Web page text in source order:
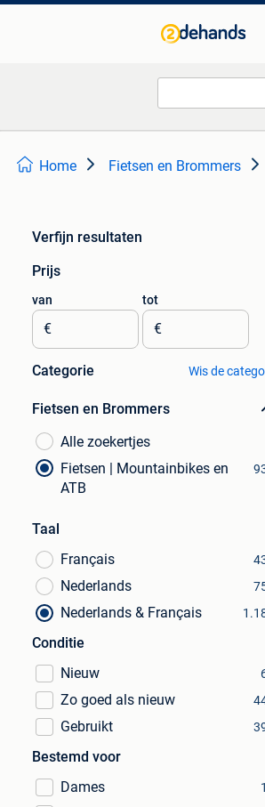
Home Fietsen en Brommers
Verfijn resultaten
Prijs
van
€
tot
€
Categorie Wis de
Fietsen en Brommers
Alle zoekertjes
Fietsen | Mountainbikes en
ATB
Taal
Français
Nederlands
Nederlands & Français
Conditie
Nieuw
Zo goed als nieuw
Gebruikt
Bestemd voor
Dames